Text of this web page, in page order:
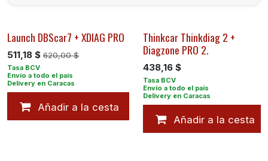
Launch DBScar7 + XDIAG PRO
511,18 $ 620,00$
Añadir a la cesta
Thinkcar Thinkdiag 2 +
Diagzone PRO 2.
438,16$
Añadir a la cesta